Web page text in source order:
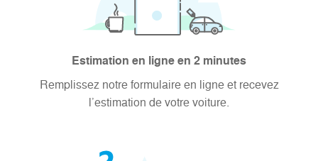
Estimation en ligne en 2 minutes
Remplissez notre formulaire en ligne et recevez
l’estimation de votre voiture.